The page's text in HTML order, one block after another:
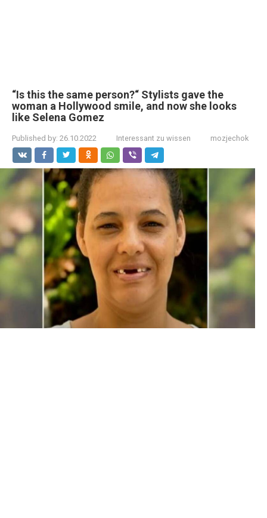
“Is this the same person?“ Stylists gave the
woman a Hollywood smile, and now she looks
like Selena Gomez
Published by: 26.10.2022 Interessant zu wissen mozjechok